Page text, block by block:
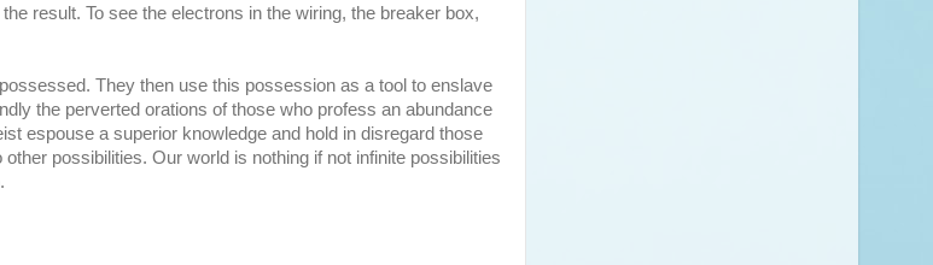
result. To see the electrons in the wiring, the breaker box,
They then use this possession as a tool to enslave
the perverted orations of those who profess an abundance
espouse a superior knowledge and hold in disregard those
possibilities. Our world is nothing if not infinite possibilities